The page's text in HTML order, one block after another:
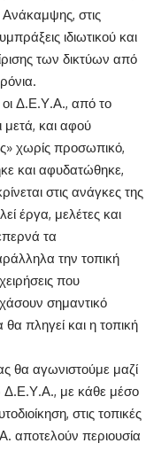
στις
ιδιωτικού και
των δικτύων από
Δ.Ε.Υ.Α., από το
μετά, και αφού
χωρίς προσωπικό,
και αφυδατώθηκε,
στις ανάγκες της
έργα, μελέτες και
τα
την τοπική
που
σημαντικό
θα πληγεί και η τοπική
θα αγωνιστούμε μαζί
Δ.Ε.Υ.Α., με κάθε μέσο
στις τοπικές
αποτελούν περιουσία